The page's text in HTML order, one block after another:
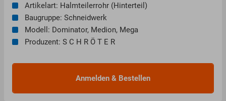
Artikelart: Halmteilerrohr (Hinterteil)
Baugruppe: Schneidwerk
Modell: Dominator, Medion, Mega
Produzent: S C H R Ö T E R